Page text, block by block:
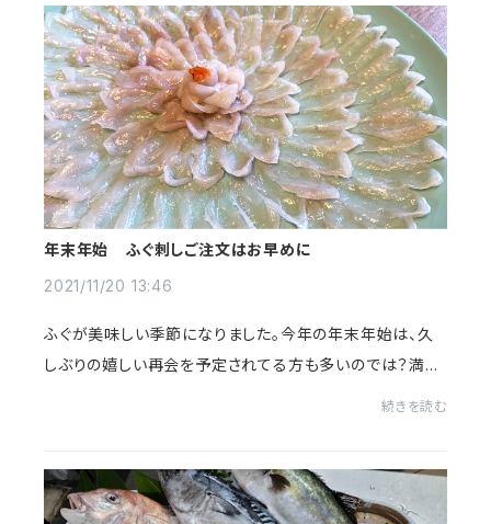
年末年始 ふぐ刺しご注文はお早めに
2021/11/20 13:46
ふぐが美味しい季節になりました。今年の年末年始は、久
しぶりの嬉しい再会を予定されてる方も多いのでは？満面
続きを読む